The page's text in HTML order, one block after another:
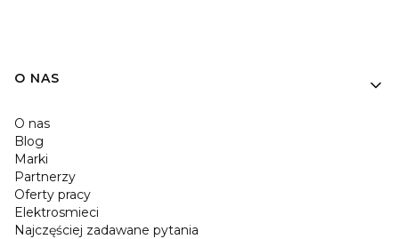
O NAS
O nas
Blog
Marki
Partnerzy
Oferty pracy
Elektrosmieci
Najczęściej zadawane pytania